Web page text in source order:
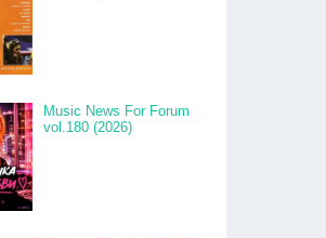
Music News For Forum
vol.180 (2026)